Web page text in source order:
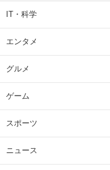
IT・科学
エンタメ
グルメ
ゲーム
スポーツ
ニュース